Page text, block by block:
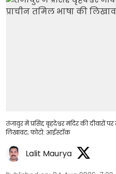
तंजावुर में प्रसिद्द बृहदेश्वर मंदिर की दीवारों
लिखावट; फोटो: आईस्टॉक
Lalit Maurya